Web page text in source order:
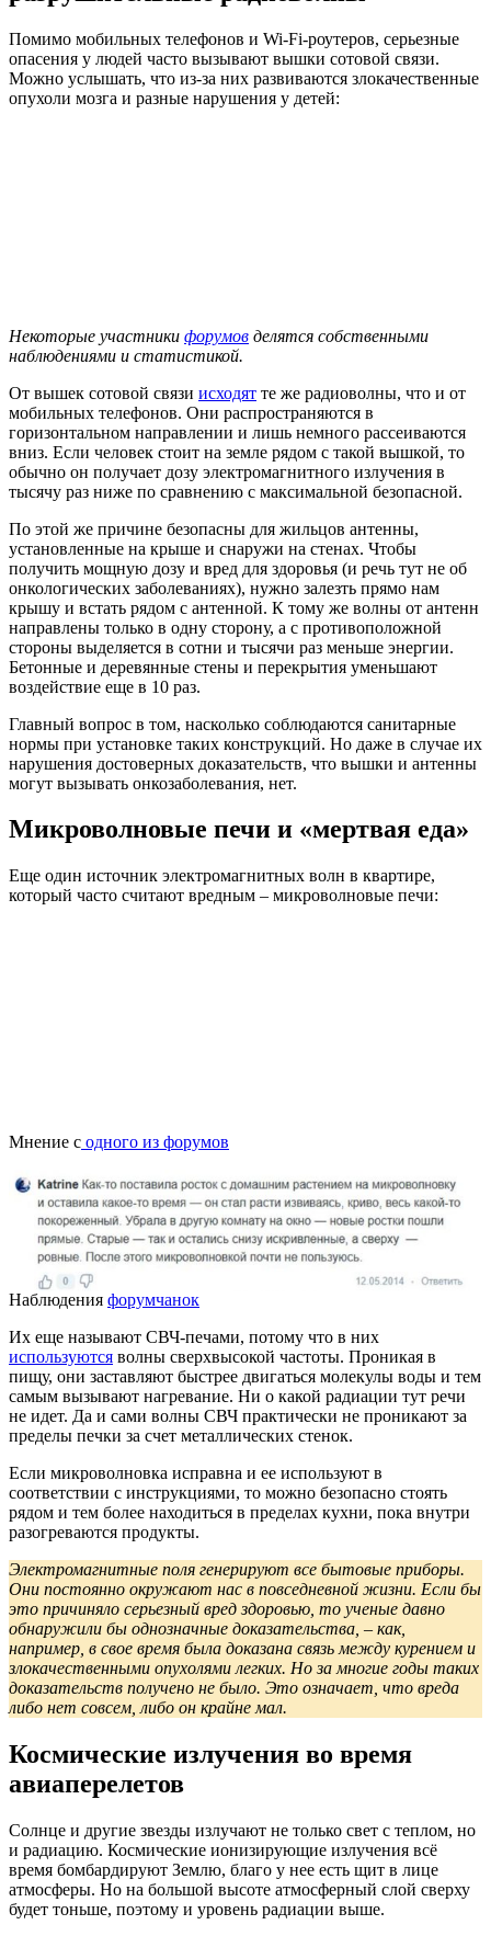
Помимо мобильных телефонов и Wi-Fi-роутеров, серьезные
опасения у людей часто вызывают вышки сотовой связи.
Можно услышать, что из-за них развиваются злокачественные
опухоли мозга и разные нарушения у детей:
Некоторые участники форумов делятся собственными
наблюдениями и статистикой.
От вышек сотовой связи исходят те же радиоволны, что и от
мобильных телефонов. Они распространяются в
горизонтальном направлении и лишь немного рассеиваются
вниз. Если человек стоит на земле рядом с такой вышкой, то
обычно он получает дозу электромагнитного излучения в
тысячу раз ниже по сравнению с максимальной безопасной.
По этой же причине безопасны для жильцов антенны,
установленные на крыше и снаружи на стенах. Чтобы
получить мощную дозу и вред для здоровья (и речь тут не об
онкологических заболеваниях), нужно залезть прямо нам
крышу и встать рядом с антенной. К тому же волны от антенн
направлены только в одну сторону, а с противоположной
стороны выделяется в сотни и тысячи раз меньше энергии.
Бетонные и деревянные стены и перекрытия уменьшают
воздействие еще в 10 раз.
Главный вопрос в том, насколько соблюдаются санитарные
нормы при установке таких конструкций. Но даже в случае их
нарушения достоверных доказательств, что вышки и антенны
могут вызывать онкозаболевания, нет.
Микроволновые печи и «мертвая еда»
Еще один источник электромагнитных волн в квартире,
который часто считают вредным – микроволновые печи:
Мнение с одного из форумов
Наблюдения форумчанок
Их еще называют СВЧ-печами, потому что в них
используются волны сверхвысокой частоты. Проникая в
пищу, они заставляют быстрее двигаться молекулы воды и тем
самым вызывают нагревание. Ни о какой радиации тут речи
не идет. Да и сами волны СВЧ практически не проникают за
пределы печки за счет металлических стенок.
Если микроволновка исправна и ее используют в
соответствии с инструкциями, то можно безопасно стоять
рядом и тем более находиться в пределах кухни, пока внутри
разогреваются продукты.
Электромагнитные поля генерируют все бытовые приборы.
Они постоянно окружают нас в повседневной жизни. Если бы
это причиняло серьезный вред здоровью, то ученые давно
обнаружили бы однозначные доказательства, – как,
например, в свое время была доказана связь между курением и
злокачественными опухолями легких. Но за многие годы таких
доказательств получено не было. Это означает, что вреда
либо нет совсем, либо он крайне мал.
Космические излучения во время
авиаперелетов
Солнце и другие звезды излучают не только свет с теплом, но
и радиацию. Космические ионизирующие излучения всё
время бомбардируют Землю, благо у нее есть щит в лице
атмосферы. Но на большой высоте атмосферный слой сверху
будет тоньше, поэтому и уровень радиации выше.